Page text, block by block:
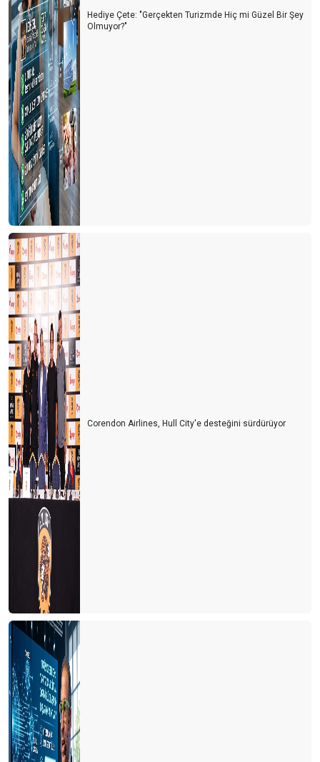
Şimdi Tam Zamanı
Anadolu’nun zenginlikleri
Başarının yolu
Hediye Çete: "Gerçekten Turizmde Hiç mi Güzel Bir Şey
Olmuyor?"
Corendon Airlines, Hull City'e desteğini sürdürüyor